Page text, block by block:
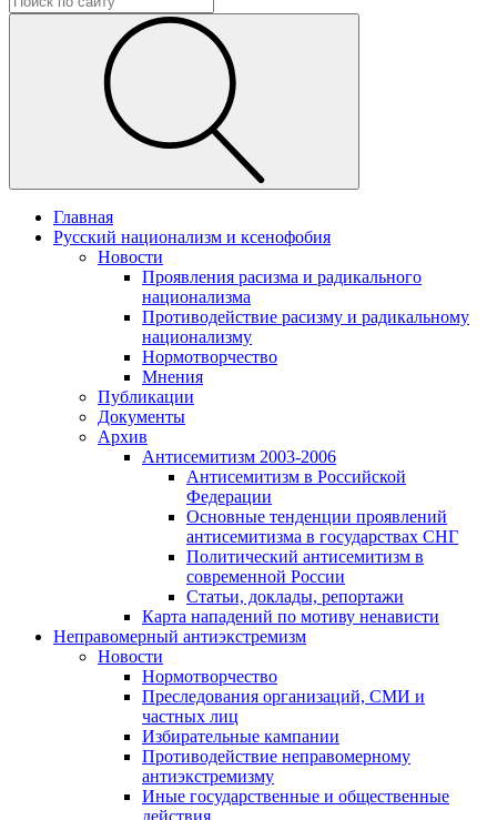
Главная
Русский национализм и ксенофобия
Новости
Проявления расизма и радикального
национализма
Противодействие расизму и радикальному
национализму
Нормотворчество
Мнения
Публикации
Документы
Архив
Антисемитизм 2003-2006
Антисемитизм в Российской
Федерации
Основные тенденции проявлений
антисемитизма в государствах СНГ
Политический антисемитизм в
современной России
Статьи, доклады, репортажи
Карта нападений по мотиву ненависти
Неправомерный антиэкстремизм
Новости
Нормотворчество
Преследования организаций, СМИ и
частных лиц
Избирательные кампании
Противодействие неправомерному
антиэкстремизму
Иные государственные и общественные
действия